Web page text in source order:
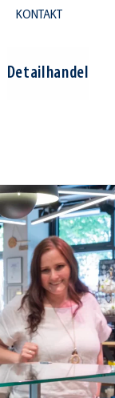
KONTAKT
Detailhandel